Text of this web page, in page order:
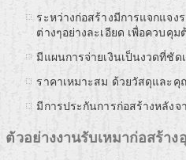
ระหว่างก่อสร้างมีการแจกแจง
ต่างๆอย่างละเอียด เพื่อควบคุ
มีแผนการจ่ายเงินเป็นงวดที่ชัด
ราคาเหมาะสม ด้วยวัสดุและ
มีการประกันการก่อสร้างหลังจ
ตัวอย่างงานรับเหมาก่อสร้าง